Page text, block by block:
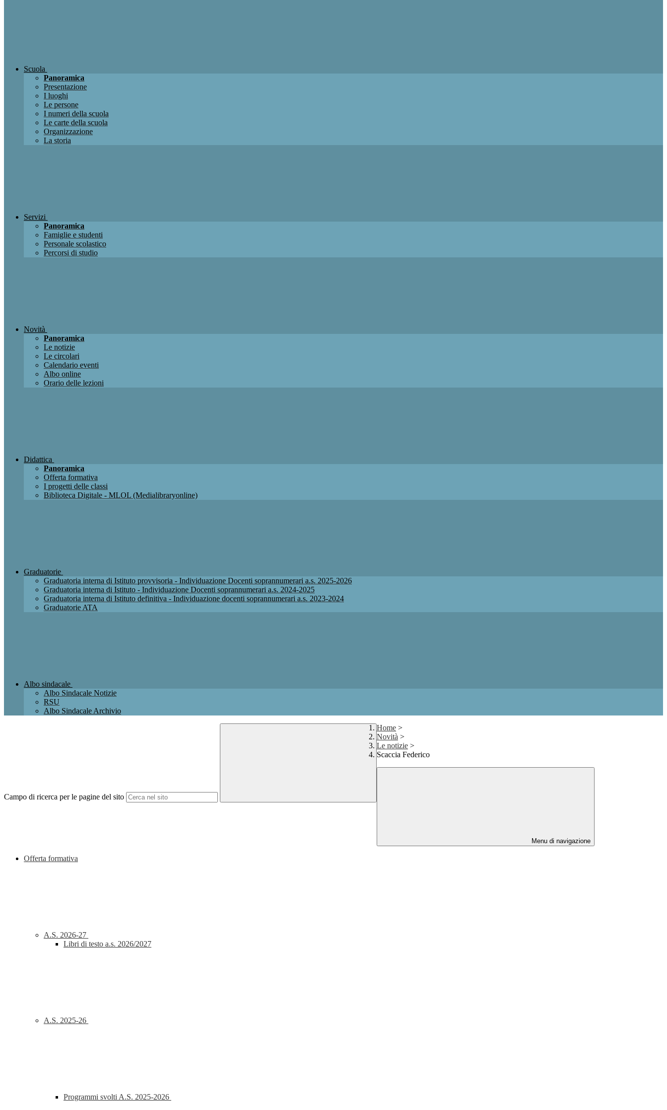
Scuola
Panoramica
Presentazione
I luoghi
Le persone
I numeri della scuola
Le carte della scuola
Organizzazione
La storia
Servizi
Panoramica
Famiglie e studenti
Personale scolastico
Percorsi di studio
Novità
Panoramica
Le notizie
Le circolari
Calendario eventi
Albo online
Orario delle lezioni
Didattica
Panoramica
Offerta formativa
I progetti delle classi
Biblioteca Digitale - MLOL (Medialibraryonline)
Graduatorie
Graduatoria interna di Istituto provvisoria - Individuazione Docenti soprannumerari a.s. 2025-2026
Graduatoria interna di Istituto - Individuazione Docenti soprannumerari a.s. 2024-2025
Graduatoria interna di Istituto definitiva - Individuazione docenti soprannumerari a.s. 2023-2024
Graduatorie ATA
Albo sindacale
Albo Sindacale Notizie
RSU
Albo Sindacale Archivio
Campo di ricerca per le pagine del sito
Home >
Novità >
Le notizie >
Scaccia Federico
Menu di navigazione
Offerta formativa
A.S. 2026-27
Libri di testo a.s. 2026/2027
A.S. 2025-26
Programmi svolti A.S. 2025-2026